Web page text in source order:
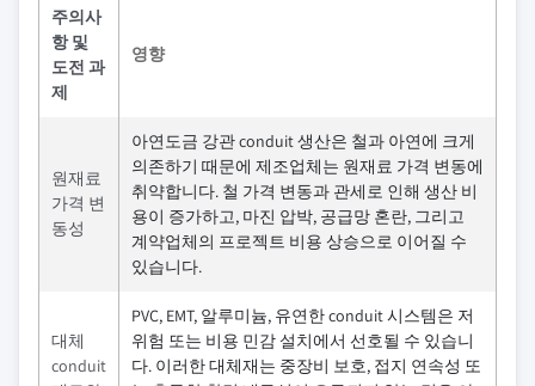
주의사
항 및
도전 과
제
영향
원재료
가격 변
동성
아연도금 강관 conduit 생산은 철과 아연에 크게
의존하기 때문에 제조업체는 원재료 가격 변동에
취약합니다. 철 가격 변동과 관세로 인해 생산 비
용이 증가하고, 마진 압박, 공급망 혼란, 그리고
계약업체의 프로젝트 비용 상승으로 이어질 수
있습니다.
대체
conduit
PVC, EMT, 알루미늄, 유연한 conduit 시스템은 저
위험 또는 비용 민감 설치에서 선호될 수 있습니
다. 이러한 대체재는 중장비 보호, 접지 연속성 또